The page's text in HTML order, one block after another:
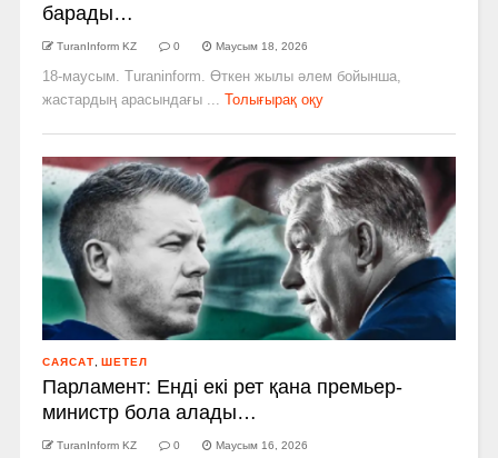
барады…
TuranInform KZ 0 Маусым 18, 2026
18-маусым. Turaninform. Өткен жылы әлем бойынша,
жастардың арасындағы ...
Толығырақ оқу
САЯСАТ ШЕТЕЛ
Парламент: Енді екі рет қана премьер-
министр бола алады…
TuranInform KZ 0 Маусым 16, 2026